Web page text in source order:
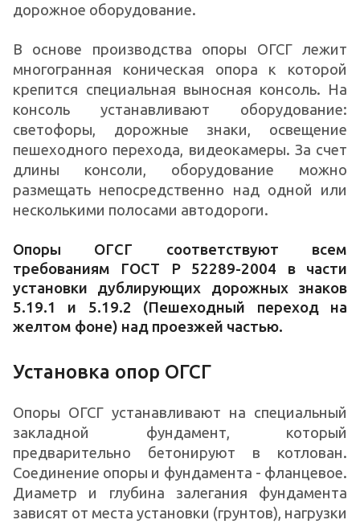
дорожное оборудование.
В основе производства опоры ОГСГ лежит
многогранная коническая опора к которой
крепится специальная выносная консоль. На
консоль устанавливают оборудование:
светофоры, дорожные знаки, освещение
пешеходного перехода, видеокамеры. За счет
длины консоли, оборудование можно
размещать непосредственно над одной или
несколькими полосами автодороги.
Опоры ОГСГ соответствуют всем
требованиям ГОСТ Р 52289-2004 в части
установки дублирующих дорожных знаков
5.19.1 и 5.19.2 (Пешеходный переход на
желтом фоне) над проезжей частью.
Установка опор ОГСГ
Опоры ОГСГ устанавливают на специальный
закладной фундамент, который
предварительно бетонируют в котлован.
Соединение опоры и фундамента - фланцевое.
Диаметр и глубина залегания фундамента
зависят от места установки (грунтов), нагрузки